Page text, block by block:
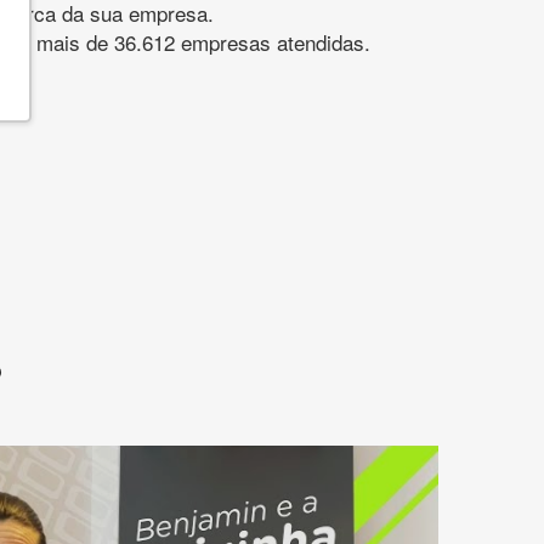
da sua empresa.
mais de 36.612 empresas atendidas.